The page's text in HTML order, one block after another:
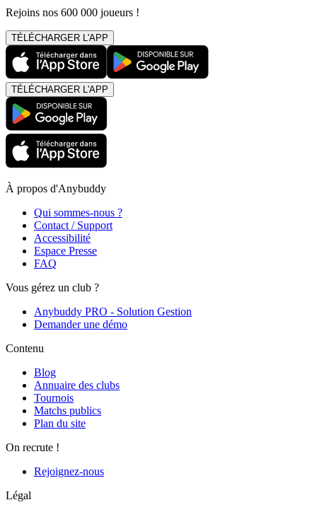
Rejoins nos 600 000 joueurs !
TÉLÉCHARGER L'APP
TÉLÉCHARGER L'APP
À propos d'Anybuddy
Qui sommes-nous ?
Contact / Support
Accessibilité
Espace Presse
FAQ
Vous gérez un club ?
Anybuddy PRO - Solution Gestion
Demander une démo
Contenu
Blog
Annuaire des clubs
Tournois
Matchs publics
Plan du site
On recrute !
Rejoignez-nous
Légal